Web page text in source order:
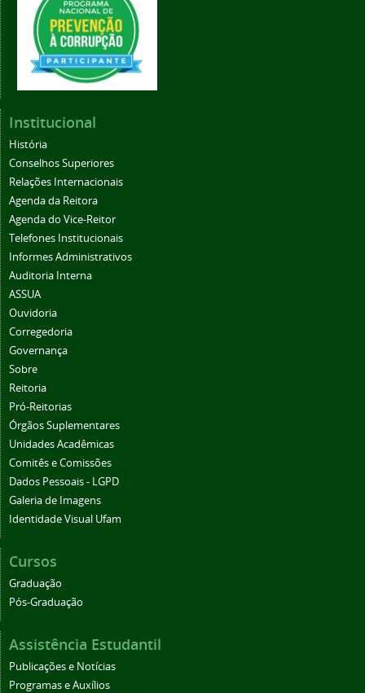
Institucional
História
Conselhos Superiores
Relações Internacionais
Agenda da Reitora
Agenda do Vice-Reitor
Telefones Institucionais
Informes Administrativos
Auditoria Interna
ASSUA
Ouvidoria
Corregedoria
Governança
Sobre
Reitoria
Pró-Reitorias
Órgãos Suplementares
Unidades Acadêmicas
Comitês e Comissões
Dados Pessoais - LGPD
Galeria de Imagens
Identidade Visual Ufam
Cursos
Graduação
Pós-Graduação
Assistência Estudantil
Publicações e Notícias
Programas e Auxílios